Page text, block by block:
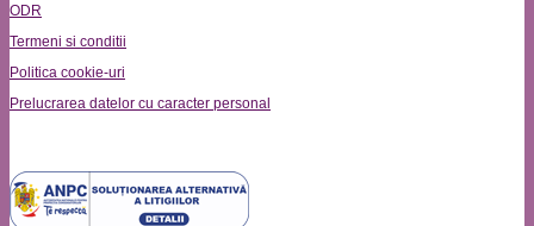
ODR
Termeni si conditii
Politica cookie-uri
Prelucrarea datelor cu caracter personal